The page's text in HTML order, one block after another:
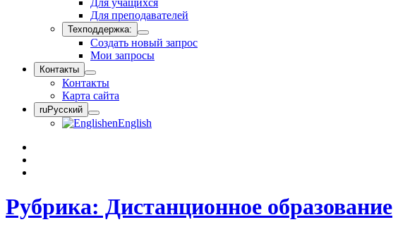
Для учащихся
Для преподавателей
Техподдержка:
Создать новый запрос
Мои запросы
Контакты
Контакты
Карта сайта
ruРусский
enEnglish
Рубрика: Дистанционное образование